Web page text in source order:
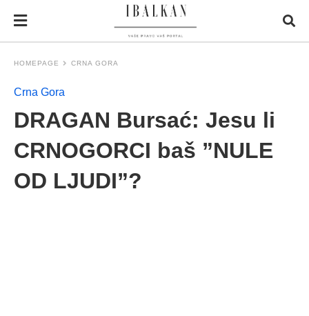
HOMEPAGE CRNA GORA
Crna Gora
DRAGAN Bursać: Jesu li
CRNOGORCI baš ”NULE
OD LJUDI”?